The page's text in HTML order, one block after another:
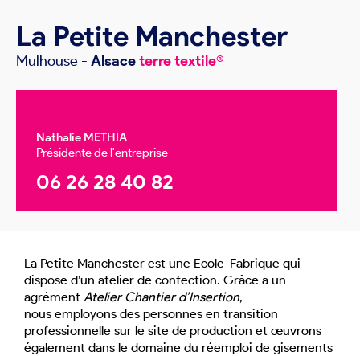
La Petite Manchester
Mulhouse - Alsaceterre textile®
Nathalie METHIA
Présidente de l'entreprise
06 26 28 40 82
La Petite Manchester est une Ecole-Fabrique qui
dispose d’un atelier de confection. Grâce a un
agrément Atelier Chantier d’Insertion,
nous employons des personnes en transition
professionnelle sur le site de production et œuvrons
également dans le domaine du réemploi de gisements